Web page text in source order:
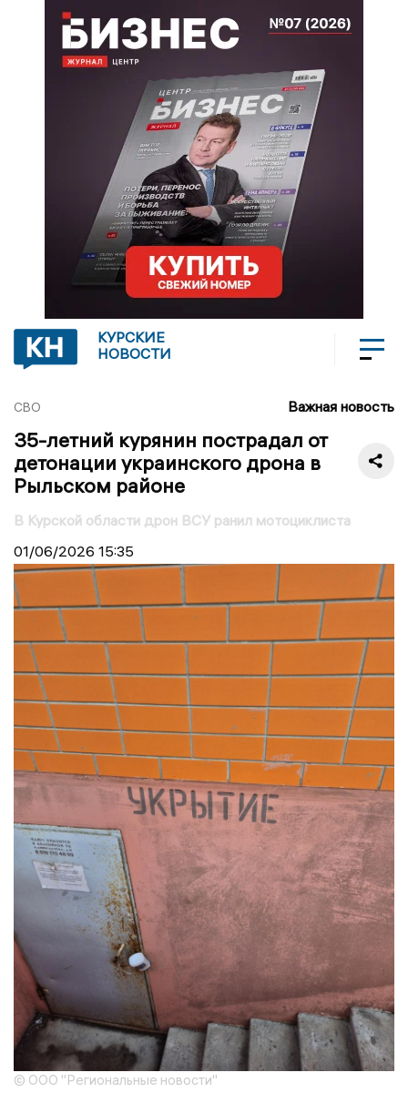
КУРСКИЕ
НОВОСТИ
СВО Важная новость
35-летний курянин пострадал от
детонации украинского дрона в
Рыльском районе
В Курской области дрон ВСУ ранил мотоциклиста
01/06/2026 15:35
© ООО "Региональные новости"